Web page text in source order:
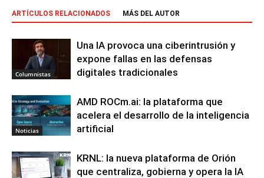
ARTÍCULOS RELACIONADOS MÁS DEL AUTOR
Columnistas
Una IA provoca una ciberintrusión y
expone fallas en las defensas
digitales tradicionales
Noticias
AMD ROCm.ai: la plataforma que
acelera el desarrollo de la inteligencia
artificial
KRNL: la nueva plataforma de Orión
que centraliza, gobierna y opera la IA